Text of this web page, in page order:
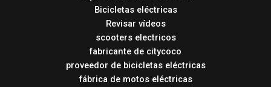
Bicicletas eléctricas
Revisar vídeos
scooters electricos
fabricante de citycoco
proveedor de bicicletas eléctricas
fábrica de motos eléctricas